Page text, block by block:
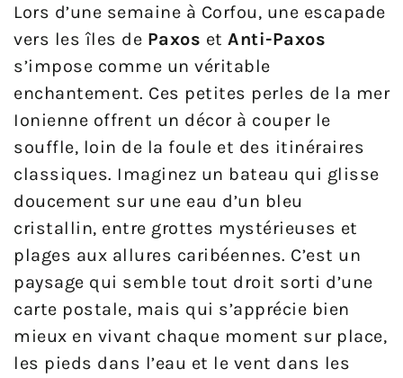
Lors d’une semaine à Corfou, une escapade
vers les îles de Paxos et Anti-Paxos
s’impose comme un véritable
enchantement. Ces petites perles de la mer
Ionienne offrent un décor à couper le
souffle, loin de la foule et des itinéraires
classiques. Imaginez un bateau qui glisse
doucement sur une eau d’un bleu
cristallin, entre grottes mystérieuses et
plages aux allures caribéennes. C’est un
paysage qui semble tout droit sorti d’une
carte postale, mais qui s’apprécie bien
mieux en vivant chaque moment sur place,
les pieds dans l’eau et le vent dans les